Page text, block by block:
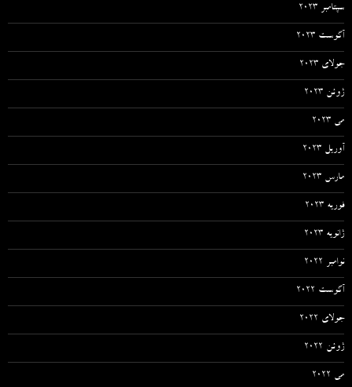
سپتامبر 2023
آگوست 2023
جولای 2023
ژوئن 2023
می 2023
آوریل 2023
مارس 2023
فوریه 2023
ژانویه 2023
نوامبر 2022
آگوست 2022
جولای 2022
ژوئن 2022
می 2022